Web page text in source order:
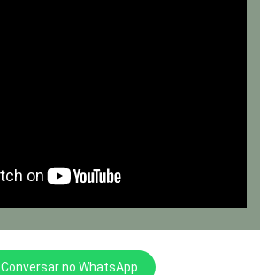
Conversar no WhatsApp